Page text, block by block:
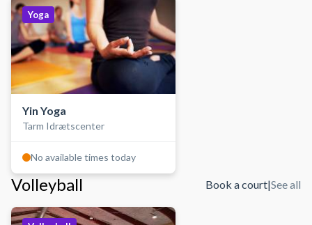
Yoga
Yin Yoga
Tarm Idrætscenter
No available times today
Volleyball Book a court|See all